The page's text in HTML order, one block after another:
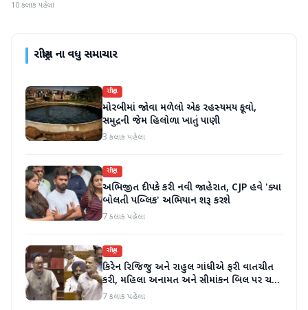
10 કલાક પહેલા
રાષ્ટ્રીયના વધુ સમાચાર
રાષ્ટ્રીય
મોરબીમાં જોવા મળેલો એક રહસ્યમય કૂવો,
સમુદ્રની જેમ હિલોળા ખાતું પાણી
3 કલાક પહેલા
રાષ્ટ્રીય
અભિજીત દીપકે કરી નવી જાહેરાત, CJP હવે 'ક્યા
બોલતી પબ્લિક' અભિયાન શરૂ કરશે
7 કલાક પહેલા
રાષ્ટ્રીય
કિરેન રિજિજુ અને રાહુલ ગાંધીએ ફરી વાતચીત
કરી, મહિલા અનામત અને સીમાંકન બિલ પર ચર્ચા
કરી
7 કલાક પહેલા